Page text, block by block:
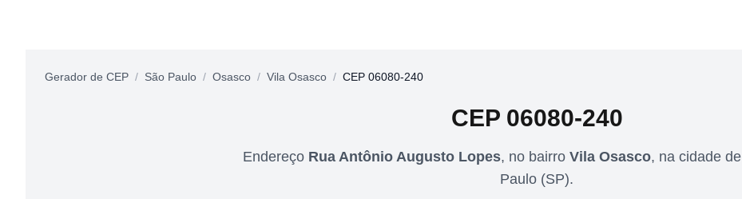
Gerador de CEP / São Paulo / Osasco / Vila Osasco / CEP 06080-240
CEP 06080-240
Endereço Rua Antônio Augusto Lopes, no bairro Vila Osasco, na cidade de
Paulo (SP).